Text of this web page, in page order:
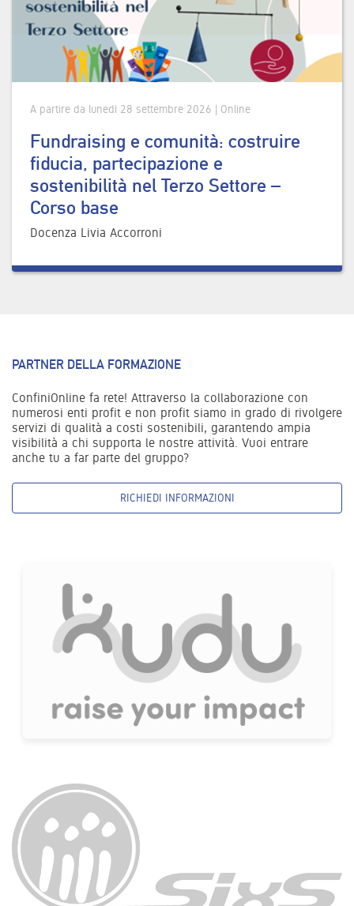
A partire da lunedì 28 settembre 2026 | Online
Fundraising e comunità: costruire
fiducia, partecipazione e
sostenibilità nel Terzo Settore –
Corso base
Docenza Livia Accorroni
PARTNER DELLA FORMAZIONE
ConfiniOnline fa rete! Attraverso la collaborazione con
numerosi enti profit e non profit siamo in grado di rivolgere
servizi di qualità a costi sostenibili, garantendo ampia
visibilità a chi supporta le nostre attività. Vuoi entrare
anche tu a far parte del gruppo?
RICHIEDI INFORMAZIONI